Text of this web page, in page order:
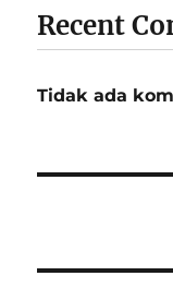
Recent
Tidak ada